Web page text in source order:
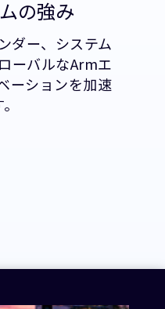
の強み
ダー、システム
ーバルなArmエ
ーションを加速